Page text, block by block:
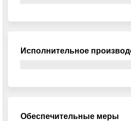
Исполнительное
Обеспечительные меры